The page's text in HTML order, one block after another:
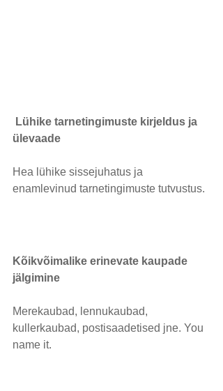
Lühike tarnetingimuste kirjeldus ja
ülevaade
Hea lühike sissejuhatus ja
enamlevinud tarnetingimuste tutvustus.
Kõikvõimalike erinevate kaupade
jälgimine
Merekaubad, lennukaubad,
kullerkaubad, postisaadetised jne. You
name it.